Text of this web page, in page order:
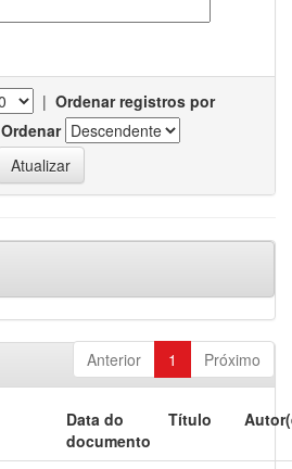
| Ordenar registros por
Ordenar
Anterior 1 Próximo
Data do
documento
Título